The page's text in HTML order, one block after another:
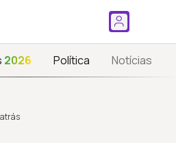
2026 Política Notícias